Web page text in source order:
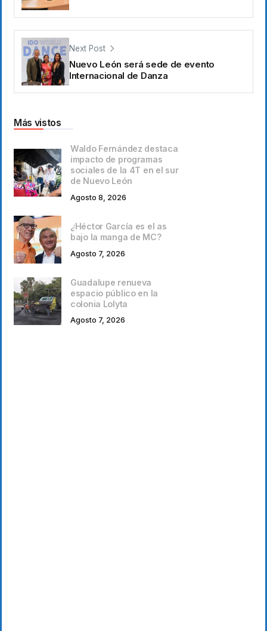
Next Post
Nuevo León será sede de evento
Internacional de Danza
Más vistos
Waldo Fernández destaca
impacto de programas
sociales de la 4T en el sur
de Nuevo León
Agosto 8, 2026
¿Héctor García es el as
bajo la manga de MC?
Agosto 7, 2026
Guadalupe renueva
espacio público en la
colonia Lolyta
Agosto 7, 2026